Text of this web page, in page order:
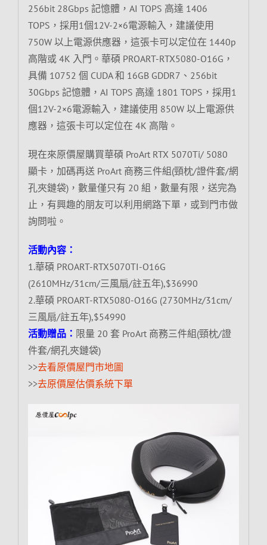
256bit 28Gbps 記憶體，AI TOPS 高達 1406
TOPS，採用1個12V-2×6電源輸入，建議使用
750W 以上電源供應器，這張卡可以定位在 1440p
高階或 4K 入門。華碩 PROART-RTX5080-O16G，
具備 10752 個 CUDA 和 16GB GDDR7、256bit
30Gbps 記憶體，AI TOPS 高達 1801 TOPS，採用1
個12V-2×6電源輸入，建議使用 850W 以上電源供
應器，這張卡可以定位在 4K 高階。
現在來原價屋購買華碩 ProArt RTX 5070Ti/ 5080
顯卡，加碼再送 ProArt 商務三件組(頸枕/證件套/網
孔夾鏈袋)，數量僅只有 20 組，數量有限，送完為
止，有興趣的朋友可以利用網路下單，或到門市做
詢問啦。
活動內容：
1.華碩 PROART-RTX5070TI-O16G
(2610MHz/31cm/三風扇/註五年),$36990
2.華碩 PROART-RTX5080-O16G (2730MHz/31cm/
三風扇/註五年),$54990
活動贈品： 限量 20 套 ProArt 商務三件組(頸枕/證
件套/網孔夾鏈袋)
>>去看原價屋門市地圖
>>去原價屋估價系統下單